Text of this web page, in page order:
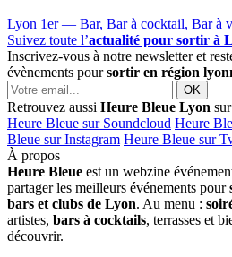
Lyon 1er— Bar, Bar à cocktail, Bar à
Suivez toute l’actualité pour sortir à
Inscrivez-vous à notre newsletter et
évènements poursortir en région
Retrouvez aussi Heure Bleue Lyon
Heure Bleue sur Soundcloud Heure
Bleue sur Instagram Heure Bleue sur
À propos
Heure Bleue est un webzine
partager les meilleurs événements pour
bars et clubs de Lyon. Au menu :
artistes, bars à cocktails, terrasses et
découvrir.